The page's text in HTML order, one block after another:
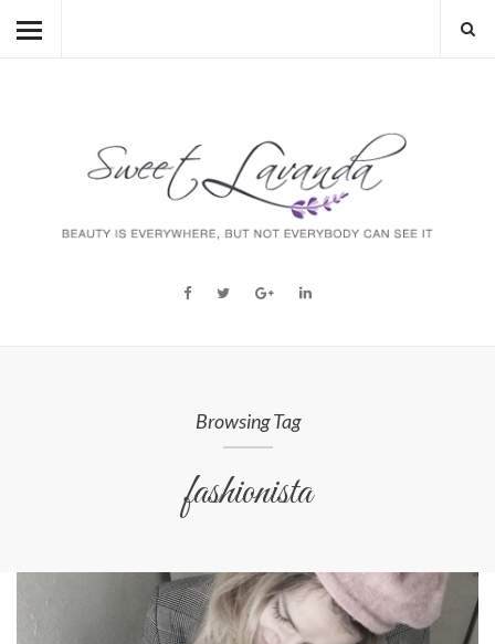
HOME
Browsing Tag
fashionista